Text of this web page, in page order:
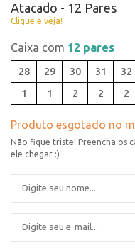
Atacado - 12 Pares
Clique e veja!
Caixa com 12 pares
28 29 30 31 32
1
1 2 2 2